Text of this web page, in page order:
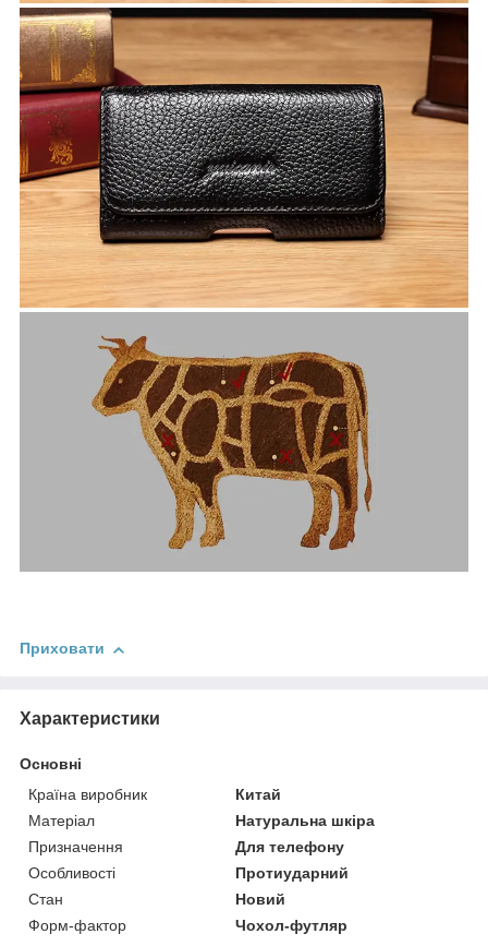
Приховати
Характеристики
Основні
Країна виробник
Китай
Матеріал
Натуральна шкіра
Призначення
Для телефону
Особливості
Протиударний
Стан
Новий
Форм-фактор
Чохол-футляр